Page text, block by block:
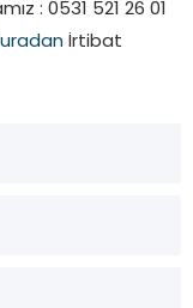
: 0531 521 26 01
İrtibat